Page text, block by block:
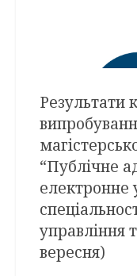
Результати
“Публічне
електронне
управління
вересня)